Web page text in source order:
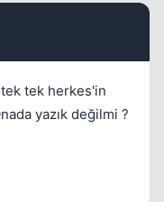
tek herkes'in
yazık değilmi ?